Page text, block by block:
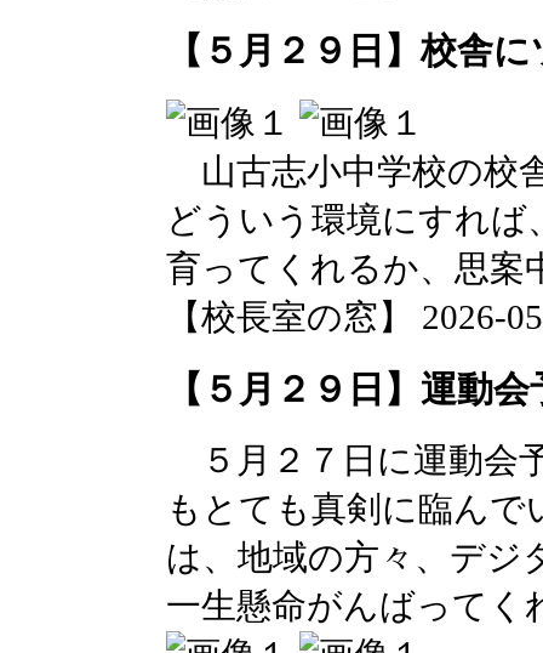
【５月２９日】校舎
山古志小中学校の校
どういう環境にすれ
育ってくれるか、思案
【校長室の窓】 2026-
【５月２９日】運動
５月２７日に運動会
もとても真剣に臨ん
は、地域の方々、デジ
一生懸命がんばってく